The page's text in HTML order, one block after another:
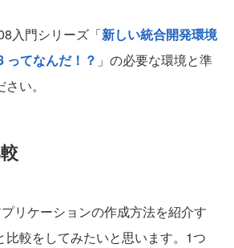
入門シリーズ「新しい統合開発環境
てなんだ！？ 」の必要な環境と準
い。
リケーションの作成方法を紹介す
比較をしてみたいと思います。1つ